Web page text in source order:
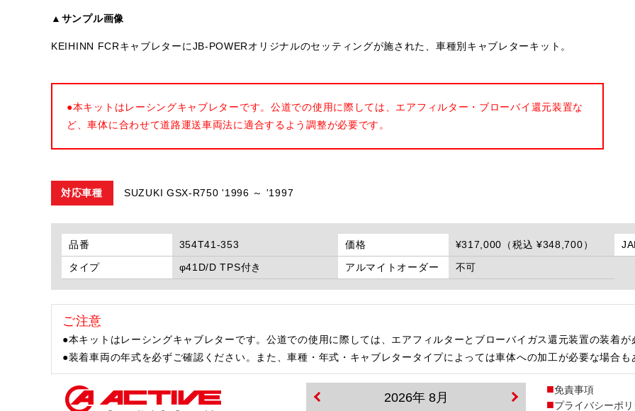
▲サンプル画像
KEIHINN FCRキャブレターにJB-POWERオリジナルのセッティングが施された、車種別キャブレターキット。
●本キットはレーシングキャブレターです。公道での使用に際しては、エアフィルター・ブローバイ還元装置な
ど、車体に合わせて道路運送車両法に適合するよう調整が必要です。
対応車種 SUZUKI GSX-R750 '1996 ～ '1997
品番 354T41-353 価格 ¥317,000（税込 ¥348,700）
タイプ
φ41D/D TPS付き アルマイトオーダー 不可
ご注意
●本キットはレーシングキャブレターです。公道での使用に際しては、エアフィルターとブローバイガス還元装置の装着が
●装着車両の年式を必ずご確認ください。また、車種・年式・キャブレタータイプによっては車体への加工が必要な場合
2026年 8月
免責事項
プライバシーポ